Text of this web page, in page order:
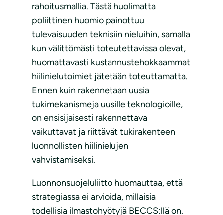
rahoitusmallia. Tästä huolimatta
poliittinen huomio painottuu
tulevaisuuden teknisiin nieluihin, samalla
kun välittömästi toteutettavissa olevat,
huomattavasti kustannustehokkaammat
hiilinielutoimiet jätetään toteuttamatta.
Ennen kuin rakennetaan uusia
tukimekanismeja uusille teknologioille,
on ensisijaisesti rakennettava
vaikuttavat ja riittävät tukirakenteen
luonnollisten hiilinielujen
vahvistamiseksi.
Luonnonsuojeluliitto huomauttaa, että
strategiassa ei arvioida, millaisia
todellisia ilmastohyötyjä BECCS:llä on.